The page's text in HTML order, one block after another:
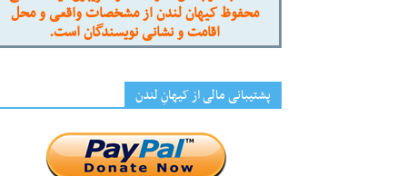
محفوظ کیهان لندن از مشخصات واقعی و محل
اقامت و نشانی نویسندگان است.
پشتیبانی مالی از کیهانِ لندن